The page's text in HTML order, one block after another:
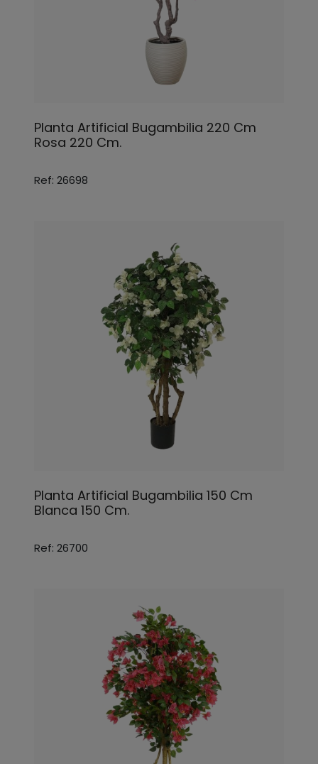
Planta Artificial Bugambilia 220 Cm
Rosa 220 Cm.
Ref: 26698
Planta Artificial Bugambilia 150 Cm
Blanca 150 Cm.
Ref: 26700